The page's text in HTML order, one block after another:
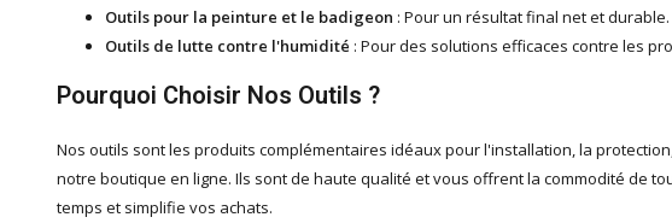
Outils pour la peinture et le badigeon : Pour un résultat final net et durable.
Outils de lutte contre l'humidité : Pour des solutions efficaces contre les
Pourquoi Choisir Nos Outils ?
Nos outils sont les produits complémentaires idéaux pour l'installation, la
notre boutique en ligne. Ils sont de haute qualité et vous offrent la commodité de
temps et simplifie vos achats.